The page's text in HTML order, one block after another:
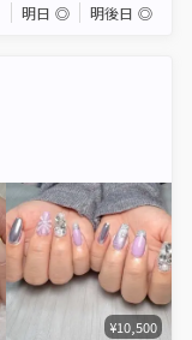
明日 ◎ 明後日 ◎
¥10,500